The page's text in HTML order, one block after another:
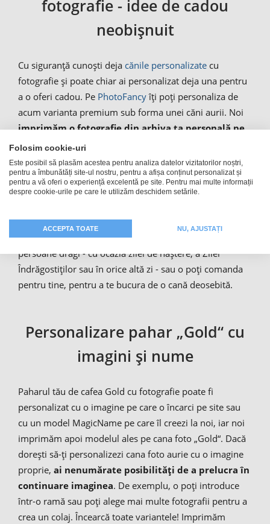
fotografie - idee de cadou
neobișnuit
Cu siguranță cunoști deja cănile personalizate cu
fotografie și poate chiar ai personalizat deja una pentru
a o oferi cadou. Pe PhotoFancyîți poți personaliza de
acum varianta premium sub forma unei căni aurii. Noi
imprimăm o fotografie din arhiva ta personală pe
o cană de cafea aurie
culoarea acesteia: în locul unei căni albe, îți oferim o
cană aurie. Astfel, cana foto Gold scoate în evidență
modelul ales. Spre deosebire deceșcuțele Espresso
, ai la
etala fotografia pe un fundal auriu. Cana de cafea Gold
imprimată cu fotografie o poți oferi cadou unei
persoane dragi - cu ocazia zilei de naștere, a Zilei
Îndrăgostiților sau în orice altă zi - sau o poți comanda
pentru tine, pentru a te bucura de o cană deosebită.
Personalizare pahar „Gold“ cu
imagini și nume
Paharul tău de cafea Gold cu fotografie poate fi
personalizat cu o imagine pe care o încarci pe site sau
cu un model MagicName pe care îl creezi la noi, iar noi
imprimăm apoi modelul ales pe cana foto „Gold“. Dacă
dorești să-ți personalizezi cana foto aurie cu o imagine
proprie, ai nenumărate posibilități de a prelucra în
continuare imaginea. De exemplu, o poți introduce
într-o ramă sau poți alege mai multe fotografii pentru a
crea un colaj. Încearcă toate variantele! Imprimăm
Folosim cookie-uri
Este posibil să plasăm acestea pentru analiza datelor vizitatorilor noștri,
pentru a îmbunătăți site-ul nostru, pentru a afișa conținut personalizat și
pentru a vă oferi o experiență excelentă pe site. Pentru mai multe informații
despre cookie-urile pe care le utilizăm deschidem setările.
ACCEPTA TOATE NU, AJUSTAȚI